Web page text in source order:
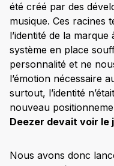
été créé par des
musique. Ces racines
l’identité de la
système en place
personnalité et ne
l’émotion nécessaire
surtout, l’identité
nouveau
Deezer devait voir le
Nous avons donc